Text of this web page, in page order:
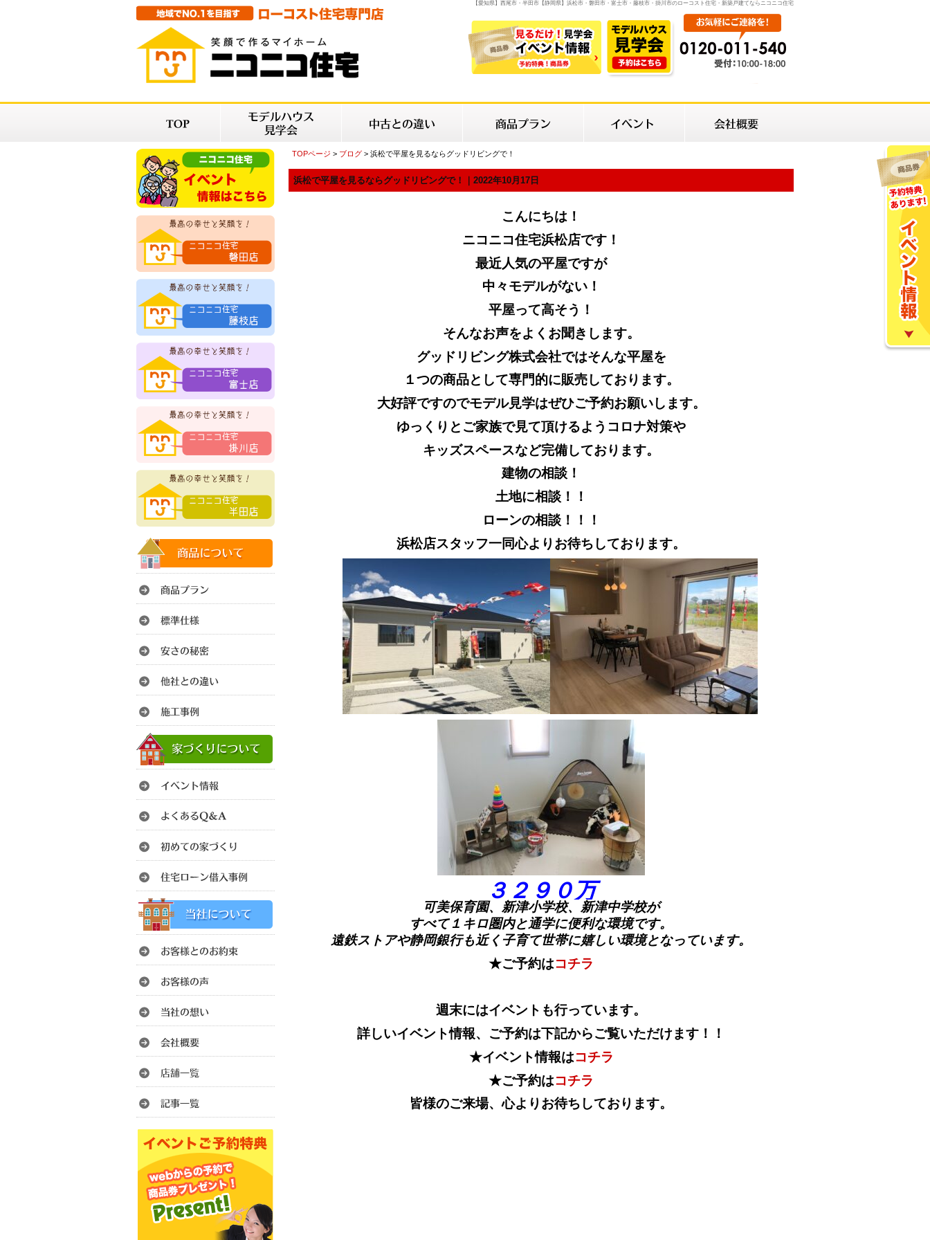
【愛知県】西尾市・半田市【静岡県】浜松市・磐田市・富士市・藤枝市・掛川市のローコスト住宅・新築戸建てならニコニコ住宅
TOPページ > ブログ > 浜松で平屋を見るならグッドリビングで！
浜松で平屋を見るならグッドリビングで！｜2022年10月17日
こんにちは！
ニコニコ住宅浜松店です！
最近人気の平屋ですが
中々モデルがない！
平屋って高そう！
そんなお声をよくお聞きします。
グッドリビング株式会社ではそんな平屋を
１つの商品として専門的に販売しております。
大好評ですのでモデル見学はぜひご予約お願いします。
ゆっくりとご家族で見て頂けるようコロナ対策や
キッズスペースなど完備しております。
建物の相談！
土地に相談！！
ローンの相談！！！
浜松店スタッフ一同心よりお待ちしております。
３２９０万
可美保育園、新津小学校、新津中学校が
すべて１キロ圏内と通学に便利な環境です。
遠鉄ストアや静岡銀行も近く子育て世帯に嬉しい環境となっています。
★ご予約はコチラ
週末にはイベントも行っています。
詳しいイベント情報、ご予約は下記からご覧いただけます！！
★イベント情報はコチラ
★ご予約はコチラ
皆様のご来場、心よりお待ちしております。